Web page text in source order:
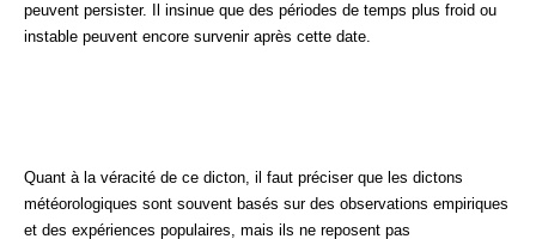
peuvent persister. Il insinue que des périodes de temps plus froid ou
instable peuvent encore survenir après cette date.
Quant à la véracité de ce dicton, il faut préciser que les dictons
météorologiques sont souvent basés sur des observations empiriques
et des expériences populaires, mais ils ne reposent pas